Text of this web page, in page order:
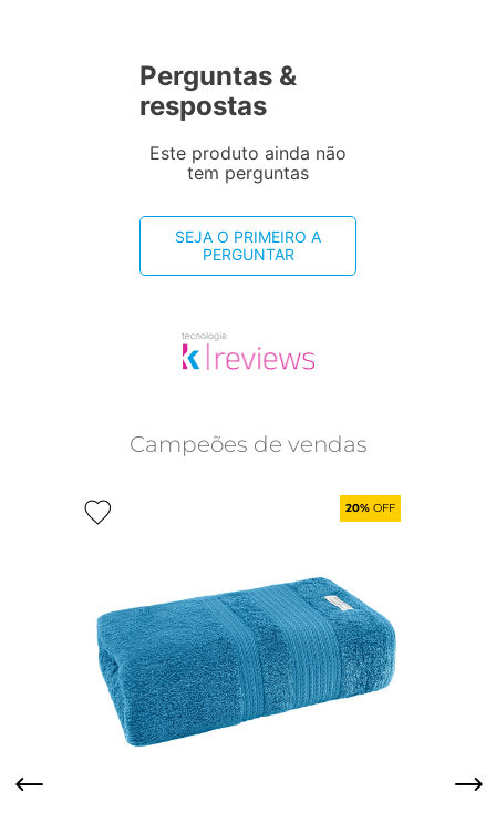
Perguntas &
respostas
Este produto ainda não
tem perguntas
SEJA O PRIMEIRO A
PERGUNTAR
Campeões de vendas
20% OFF